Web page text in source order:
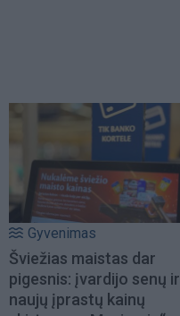
Gyvenimas
Šviežias maistas dar
pigesnis: įvardijo senų ir
naujų įprastų kainų